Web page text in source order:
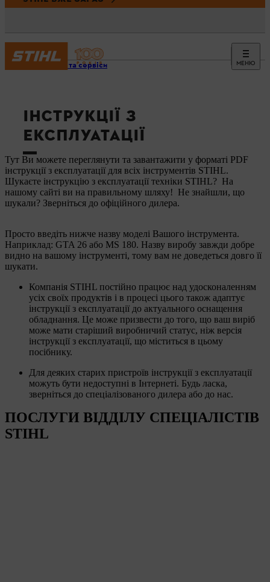
МЕНЮ
Новини та сервіси
ІНСТРУКЦІЇ З
ЕКСПЛУАТАЦІЇ
Тут Ви можете переглянути та завантажити у форматі PDF
інструкції з експлуатації для всіх інструментів STIHL.
Шукаєте інструкцію з експлуатації техніки STIHL? На
нашому сайті ви на правильному шляху! Не знайшли, що
шукали? Зверніться до офіційного дилера.
Просто введіть нижче назву моделі Вашого інструмента.
Наприклад: GTA 26 або MS 180. Назву виробу завжди добре
видно на вашому інструменті, тому вам не доведеться довго її
шукати.
Компанія STIHL постійно працює над удосконаленням
усіх своїх продуктів і в процесі цього також адаптує
інструкції з експлуатації до актуального оснащення
обладнання. Це може призвести до того, що ваш виріб
може мати старіший виробничий статус, ніж версія
інструкції з експлуатації, що міститься в цьому
посібнику.
Для деяких старих пристроїв інструкції з експлуатації
можуть бути недоступні в Інтернеті. Будь ласка,
зверніться до спеціалізованого дилера або до нас.
ПОСЛУГИ ВІДДІЛУ СПЕЦІАЛІСТІВ
STIHL